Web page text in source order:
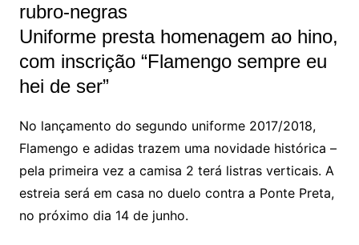
rubro-negras
Uniforme presta homenagem ao hino,
com inscrição “Flamengo sempre eu
hei de ser”
No lançamento do segundo uniforme 2017/2018,
Flamengo e adidas trazem uma novidade histórica –
pela primeira vez a camisa 2 terá listras verticais. A
estreia será em casa no duelo contra a Ponte Preta,
no próximo dia 14 de junho.